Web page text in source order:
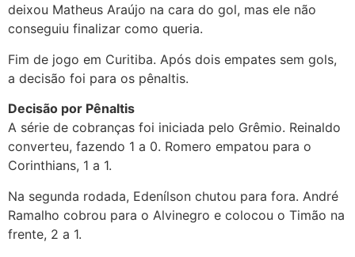
deixou Matheus Araújo na cara do gol, mas ele não
conseguiu finalizar como queria.
Fim de jogo em Curitiba. Após dois empates sem gols,
a decisão foi para os pênaltis.
Decisão por Pênaltis
A série de cobranças foi iniciada pelo Grêmio. Reinaldo
converteu, fazendo 1 a 0. Romero empatou para o
Corinthians, 1 a 1.
Na segunda rodada, Edenílson chutou para fora. André
Ramalho cobrou para o Alvinegro e colocou o Timão na
frente, 2 a 1.